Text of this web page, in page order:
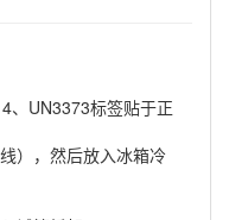
、UN3373标签贴于正
），然后放入冰箱冷